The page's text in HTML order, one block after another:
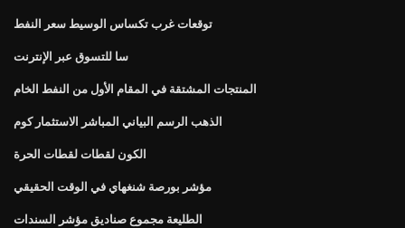
توقعات غرب تكساس الوسيط سعر النفط
سا للتسوق عبر الإنترنت
المنتجات المشتقة في المقام الأول من النفط الخام
الذهب الرسم البياني المباشر الاستثمار كوم
الكون لقطات لقطات الحرة
مؤشر بورصة شنغهاي في الوقت الحقيقي
الطليعة مجموع صناديق مؤشر السندات